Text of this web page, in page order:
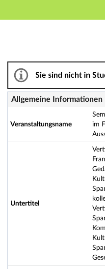
Seminar:
Sie sind nicht in
Allgemeine Informationen
Veranstaltungsname
im
Untertitel